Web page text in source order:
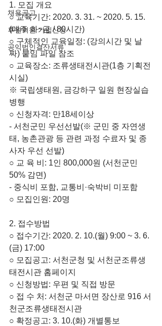
채용공고
후원회원 가입신청
공익법인결산서류
1. 모집 개요
○ 교육기간: 2020. 3. 31. ~ 2020. 5. 15.
(매주 화~금 / 80시간)
○ 구체적인 교육일정: (강의시간 및 날
짜) 붙임 파일 참조
○ 교육장소: 조류생태전시관(1층 기획전
시실)
※ 국립생태원, 금강하구 일원 현장실습
병행
○ 신청자격: 만18세이상
- 서천군민 우선선발(※ 군민 중 자연생
태, 농촌관광 등 관련 과정 수료자 및 종
사자 우선 선발)
○ 교 육 비: 1인 800,000원 (서천군민
50% 감면)
- 중식비 포함, 교통비·숙박비 미포함
○ 모집인원: 20명
2. 접수방법
○ 접수기간: 2020. 2. 10.(월) 9:00 ~ 3. 6.
(금) 17:00
○ 모집공고: 서천군청 및 서천군조류생
태전시관 홈페이지
○ 신청방법: 우편 및 직접 방문
○ 접 수 처: 서천군 마서면 장산로 916 서
천군조류생태전시관
○ 확정공고: 3. 10.(화) 개별통보